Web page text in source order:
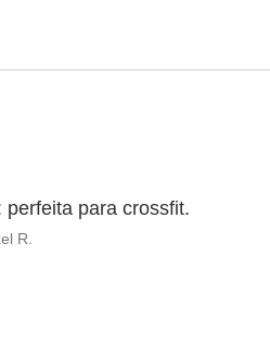
para crossfit.
R.